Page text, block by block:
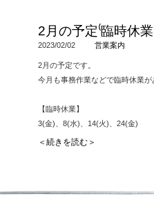
7(火)8(水)臨時休業
14(火)臨時休業
(通販を予定しています)
23(木)臨時休業
2月の予定⁽臨時休
2023/02/02 営業案内
2月の予定です。
今月も事務作業などで臨時休業が
【臨時休業】
3(金)、8(水)、14(火)、24(金)
城進さんの展示会初日でごはん
＜続きを読む＞